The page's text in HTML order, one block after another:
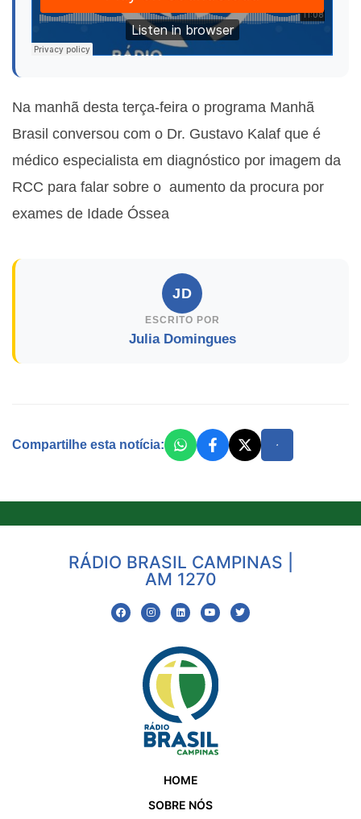
Na manhã desta terça-feira o programa Manhã
Brasil conversou com o Dr. Gustavo Kalaf que é
médico especialista em diagnóstico por imagem da
RCC para falar sobre o aumento da procura por
exames de Idade Óssea
JD
ESCRITO POR
Julia Domingues
Compartilhe esta notícia:
RÁDIO BRASIL CAMPINAS |
AM 1270
HOME
SOBRE NÓS